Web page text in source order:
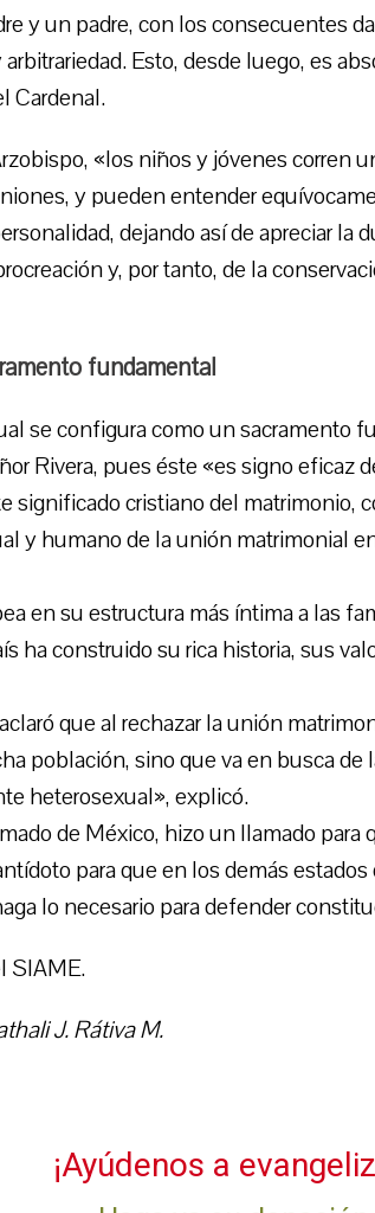
y un padre, con los consecuentes
Esto, desde luego, es
Cardenal.
«los niños y jóvenes corren
y pueden entender
dejando así de apreciar la
y, por tanto, de la
fundamental
se configura como un sacramento
Rivera, pues éste «es signo eficaz
significado cristiano del matrimonio,
y humano de la unión matrimonial
en su estructura más íntima a las
ha construido su rica historia, sus
que al rechazar la unión
población, sino que va en busca
heterosexual», explicó.
de México, hizo un llamado para
para que en los demás
lo necesario para defender
SIAME.
J. Rátiva M.